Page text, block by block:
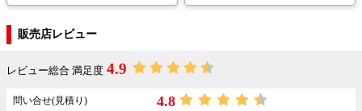
販売店レビュー
レビュー総合 満足度 4.9
問い合せ(見積り) 4.8